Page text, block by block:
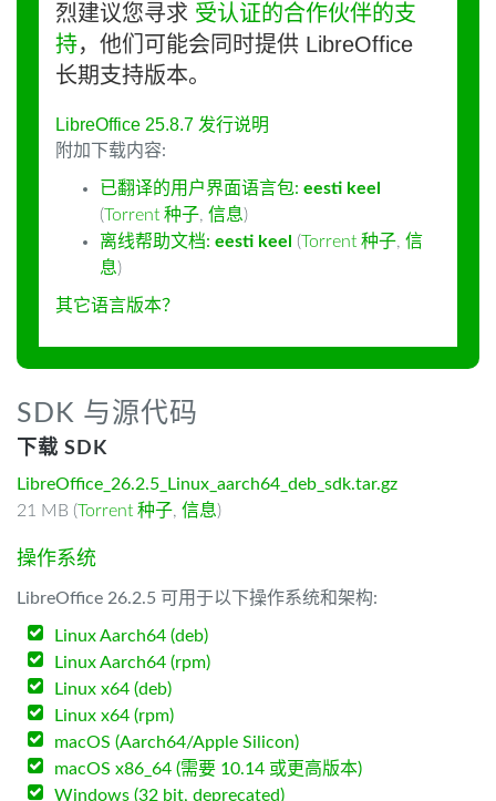
烈建议您寻求 受认证的合作伙伴的支
持，他们可能会同时提供 LibreOffice
长期支持版本。
LibreOffice 25.8.7 发行说明
附加下载内容:
已翻译的用户界面语言包: eesti keel
(Torrent 种子, 信息)
离线帮助文档: eesti keel (Torrent 种子, 信
息)
其它语言版本？
SDK 与源代码
下载 SDK
LibreOffice_26.2.5_Linux_aarch64_deb_sdk.tar.gz
21 MB (Torrent 种子, 信息)
操作系统
LibreOffice 26.2.5 可用于以下操作系统和架构:
Linux Aarch64 (deb)
Linux Aarch64 (rpm)
Linux x64 (deb)
Linux x64 (rpm)
macOS (Aarch64/Apple Silicon)
macOS x86_64 (需要 10.14 或更高版本)
Windows (32 bit, deprecated)